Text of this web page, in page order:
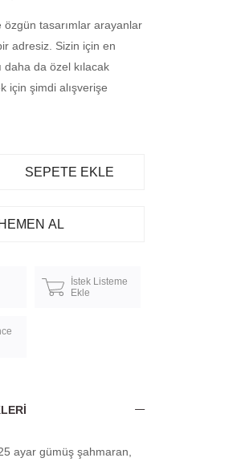
özgün tasarımlar arayanlar
adresiz. Sizin için en
daha da özel kılacak
için şimdi alışverişe
İstek Listeme
Ekle
ayar gümüş şahmaran,